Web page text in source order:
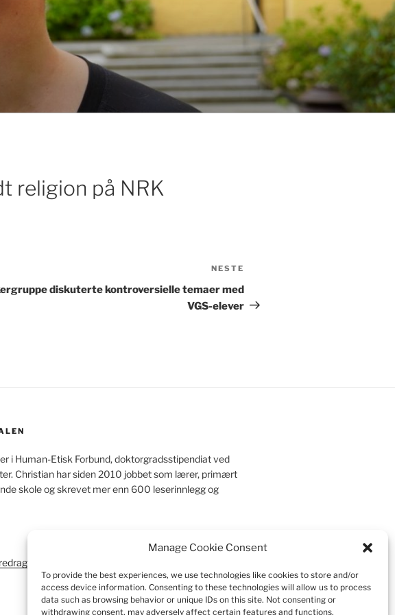
Manage Cookie Consent
To provide the best experiences, we use technologies like cookies to store and/or
access device information. Consenting to these technologies will allow us to process
data such as browsing behavior or unique IDs on this site. Not consenting or
withdrawing consent, may adversely affect certain features and functions.
religion på NRK
innlegg
NESTE
diskuterte kontroversielle temaer med
VGS-elever
i Human-Etisk Forbund, doktorgradsstipendiat ved
Christian har siden 2010 jobbet som lærer, primært
skole og skrevet mer enn 600 leserinnlegg og
|